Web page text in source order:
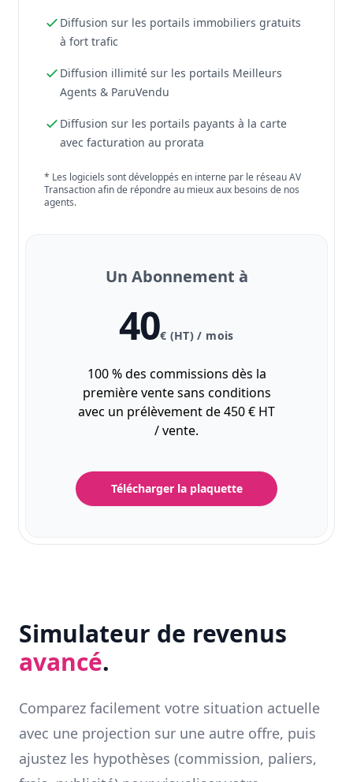
Diffusion sur les portails immobiliers gratuits
à fort trafic
Diffusion illimité sur les portails Meilleurs
Agents & ParuVendu
Diffusion sur les portails payants à la carte
avec facturation au prorata
* Les logiciels sont développés en interne par le réseau AV
Transaction afin de répondre au mieux aux besoins de nos
agents.
Un Abonnement à
40€ (HT) / mois
100 % des commissions dès la
première vente sans conditions
avec un prélèvement de 450 € HT
/ vente.
Télécharger la plaquette
Simulateur de revenus
avancé.
Comparez facilement votre situation actuelle
avec une projection sur une autre offre, puis
ajustez les hypothèses (commission, paliers,